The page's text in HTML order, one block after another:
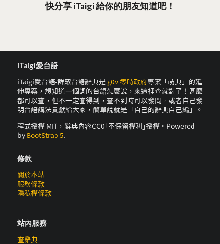
快分享 iTaigi 給你的朋友知道吧！
iTaigi愛台語
iTaigi愛台語-群眾台語辭典是 g0v 零時政府專案「萌典」的延
伸專案，想知道一個詞的台語怎麼說，來這裡查就對了！甚麼
都可以查，但不一定查得到，查不到時可以發問，或者自己發
明台語講法貢獻給大家，簡單說就是「自己的辭典自己編」。
程式授權 MIT，辭典內容CC0｢不保留權利｣授權。Powered
by BootStrap 5.
條款
關於本站
服務條款
隱私權條款
站內服務
查辭典